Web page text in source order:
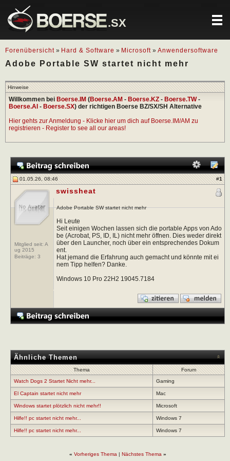
.SX
Forenübersicht » Hard & Software » Microsoft » Anwendersoftware
Adobe Portable SW startet nicht mehr
Hinweise
Willkommen bei Boerse.IM (Boerse.AM - Boerse.KZ - Boerse.TW-
Boerse.AI - Boerse.SX) der richtigen Boerse BZ/SX/SH Alternative
Hier gehts zur Anmeldung - Klicke hier um dich auf Boerse.IM/AM zu
registrieren - Register to see all our areas!
01.05.26, 08:46 #1
Mitglied seit: A
ug 2015
Beiträge: 3
swissheat
Adobe Portable SW startet nicht mehr
Hi Leute
Seit einigen Wochen lassen sich die portable Apps von Ado
be (Acrobat, PS, ID, IL) nicht mehr öffnen. Dies weder direkt
über den Launcher, noch über ein entsprechendes Dokum
ent.
Hat jemand die Erfahrung auch gemacht und könnte mit ei
nem Tipp helfen? Danke.
Windows 10 Pro 22H2 19045.7184
Ähnliche Themen
Thema
Forum
Watch Dogs 2 Startet Nicht mehr...
Gaming
El Captain startet nicht mehr Mac
Windows startet plötzlich nicht mehr!! Microsoft
Hilfe!! pc startet nicht mehr... Windows 7
Hilfe!! pc startet nicht mehr... Windows 7
« Vorheriges Thema | Nächstes Thema »